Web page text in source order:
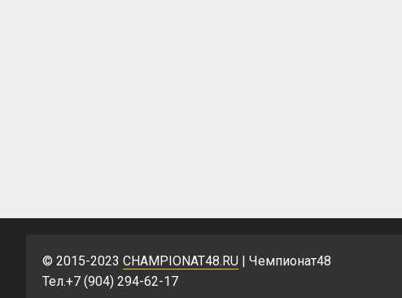
© 2015-2023 CHAMPIONAT48.RU | Чемпионат48
Тел.+7 (904) 294-62-17